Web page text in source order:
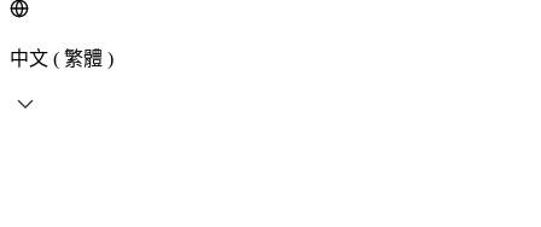
中文 ( 繁體 )